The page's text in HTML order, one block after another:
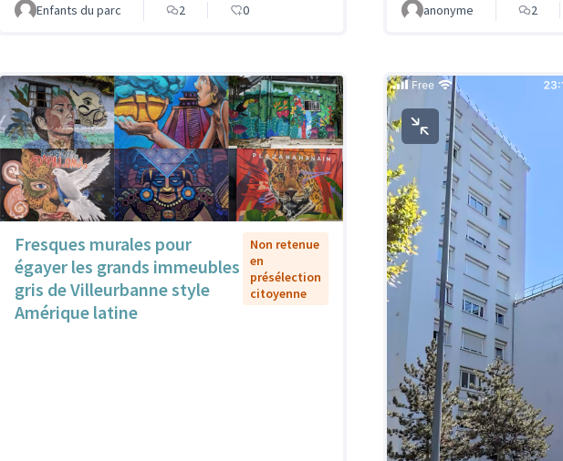
Enfants du parc 2 0 anonyme 2
Fresques murales pour
égayer les grands immeubles
gris de Villeurbanne style
Amérique latine
Non retenue
en
présélection
citoyenne